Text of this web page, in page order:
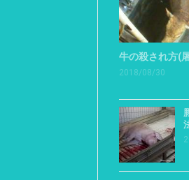
牛の殺され方(
2018/08/30